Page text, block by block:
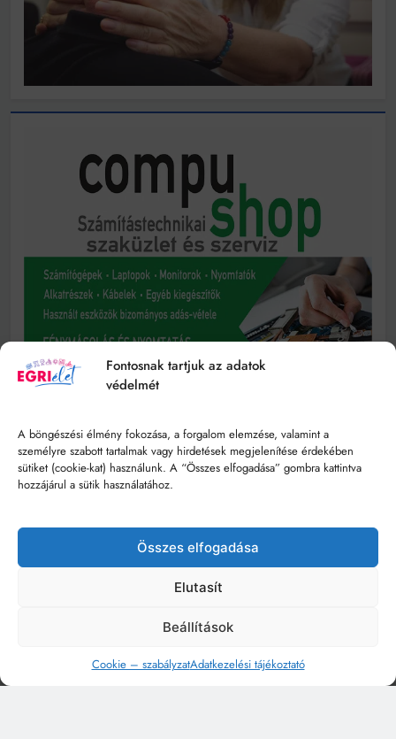
Fontosnak tartjuk az adatok
védelmét
A böngészési élmény fokozása, a forgalom elemzése, valamint a
személyre szabott tartalmak vagy hirdetések megjelenítése érdekében
sütiket (cookie-kat) használunk. A “Összes elfogadása” gombra kattintva
hozzájárul a sütik használatához.
Összes elfogadása
Elutasít
Beállítások
Cookie – szabályzatAdatkezelési tájékoztató